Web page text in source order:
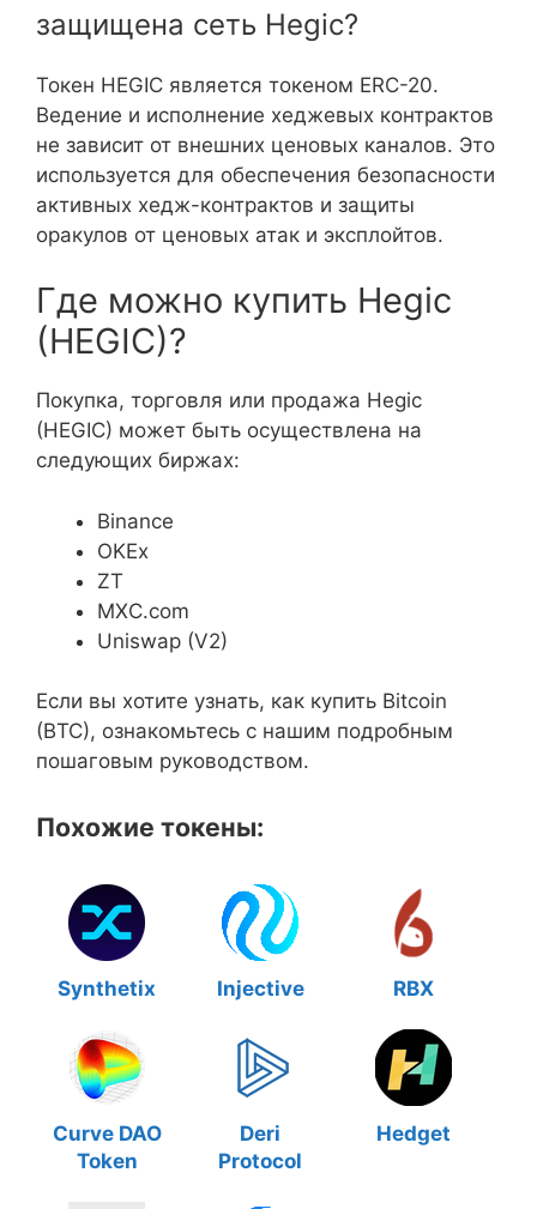
защищена сеть Hegic?
Токен HEGIC является токеном ERC-20.
Ведение и исполнение хеджевых контрактов
не зависит от внешних ценовых каналов. Это
используется для обеспечения безопасности
активных хедж-контрактов и защиты
оракулов от ценовых атак и эксплойтов.
Где можно купить Hegic
(HEGIC)?
Покупка, торговля или продажа Hegic
(HEGIC) может быть осуществлена на
следующих биржах:
Binance
OKEx
ZT
MXC.com
Uniswap (V2)
Если вы хотите узнать, как купить Bitcoin
(BTC), ознакомьтесь с нашим подробным
пошаговым руководством.
Похожие токены:
Synthetix Injective RBX
Curve DAO
Token
Deri
Protocol
Hedget